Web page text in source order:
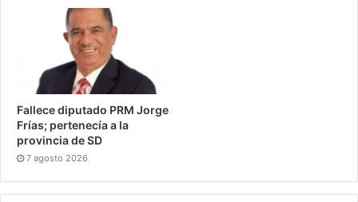
Fallece diputado PRM Jorge
Frías; pertenecía a la
provincia de SD
7 agosto 2026